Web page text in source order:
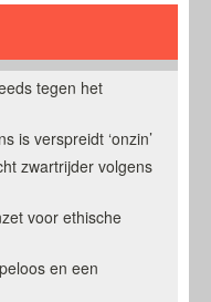
tegen het
is verspreidt ‘onzin’
zwartrijder volgens
voor ethische
en een